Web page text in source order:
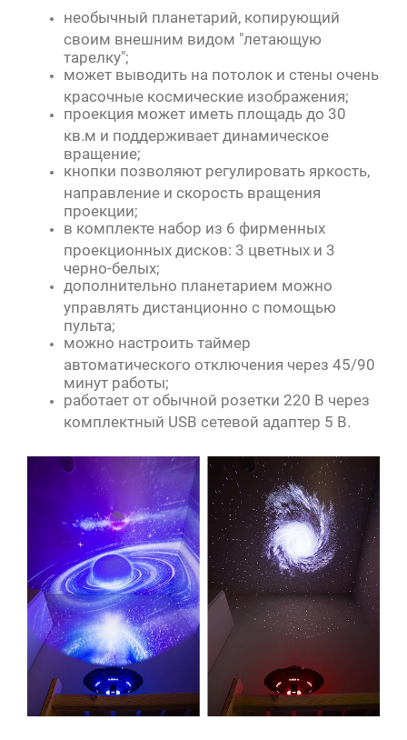
необычный планетарий, копирующий
своим внешним видом "летающую
тарелку";
может выводить на потолок и стены очень
красочные космические изображения;
проекция может иметь площадь до 30
кв.м и поддерживает динамическое
вращение;
кнопки позволяют регулировать яркость,
направление и скорость вращения
проекции;
в комплекте набор из 6 фирменных
проекционных дисков: 3 цветных и 3
черно-белых;
дополнительно планетарием можно
управлять дистанционно с помощью
пульта;
можно настроить таймер
автоматического отключения через 45/90
минут работы;
работает от обычной розетки 220 В через
комплектный USB сетевой адаптер 5 В.